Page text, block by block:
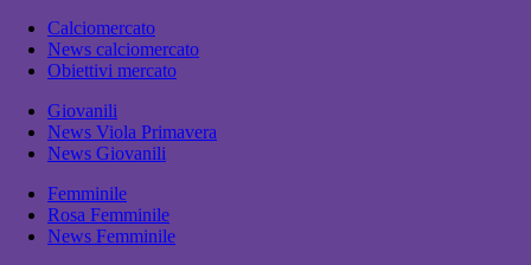
Calciomercato
News calciomercato
Obiettivi mercato
Giovanili
News Viola Primavera
News Giovanili
Femminile
Rosa Femminile
News Femminile